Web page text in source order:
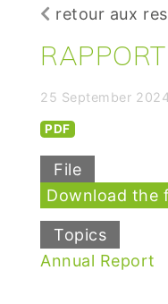
retour aux
25 September 2024
PDF
File
Download the
Topics
Annual Report